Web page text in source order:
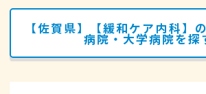
【佐賀県】【緩和ケア内科】
病院・大学病院を探